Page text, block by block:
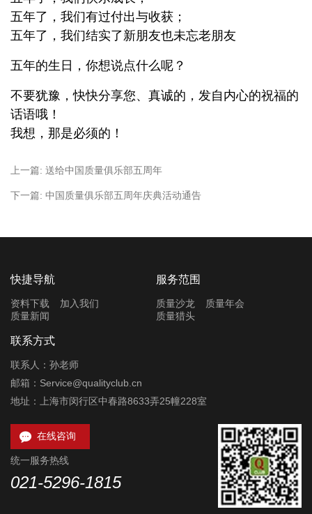
五年了，我们有过付出与收获；
五年了，我们结实了新朋友也未忘老朋友
五年的生日，你想说点什么呢？
不要犹豫，快快分享您、真诚的，发自内心的祝福的
话语哦！
我想，那是必须的！
上一篇: 送给中国质量俱乐部五周年
下一篇: 中国质量俱乐部五周年庆典活动通告
快捷导航
资料下载
加入我们
质量新闻
服务范围
质量沙龙
质量年会
质量猎头
联系方式
联系人：孙老师
邮箱：Service@qualityclub.cn
地址：上海市闵行区中春路8633弄25幢228室
 在线咨询
统一服务热线
021-5296-1815